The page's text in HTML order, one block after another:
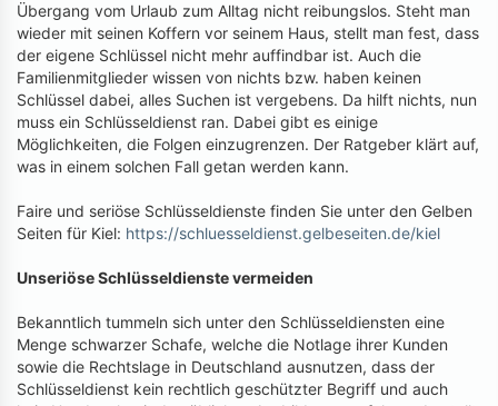
Übergang vom Urlaub zum Alltag nicht reibungslos. Steht man
wieder mit seinen Koffern vor seinem Haus, stellt man fest, dass
der eigene Schlüssel nicht mehr auffindbar ist. Auch die
Familienmitglieder wissen von nichts bzw. haben keinen
Schlüssel dabei, alles Suchen ist vergebens. Da hilft nichts, nun
muss ein Schlüsseldienst ran. Dabei gibt es einige
Möglichkeiten, die Folgen einzugrenzen. Der Ratgeber klärt auf,
was in einem solchen Fall getan werden kann.
Faire und seriöse Schlüsseldienste finden Sie unter den Gelben
Seiten für Kiel: https://schluesseldienst.gelbeseiten.de/kiel
Unseriöse Schlüsseldienste vermeiden
Bekanntlich tummeln sich unter den Schlüsseldiensten eine
Menge schwarzer Schafe, welche die Notlage ihrer Kunden
sowie die Rechtslage in Deutschland ausnutzen, dass der
Schlüsseldienst kein rechtlich geschützter Begriff und auch